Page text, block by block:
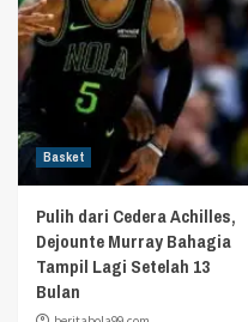
Basket
Pulih dari Cedera Achilles,
Dejounte Murray Bahagia
Tampil Lagi Setelah 13
Bulan